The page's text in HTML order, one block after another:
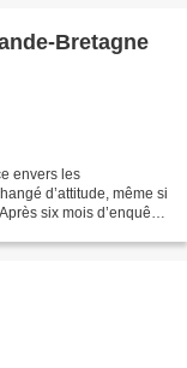
Bretagne
envers les
d’attitude, même si
six mois d’enquête,